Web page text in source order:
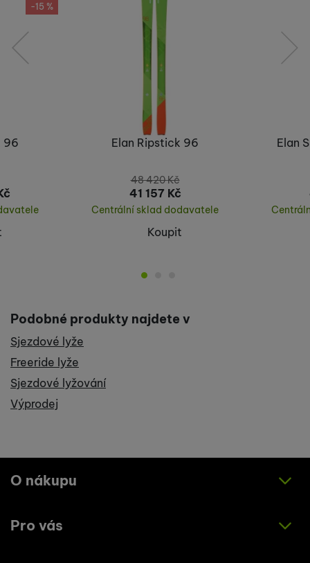
Elan Ripstick 96
48 420Kč
41 157 Kč
Centrální sklad dodavatele
Koupit
Elan
-15 %
96
Podobné produkty najdete v
Sjezdové lyže
Freeride lyže
Sjezdové lyžování
Výprodej
O nákupu
Jak nakupovat
Pro vás